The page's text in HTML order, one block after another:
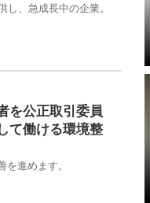
、急成長中の企業。
を公正取引委員
て働ける環境整
進めます。